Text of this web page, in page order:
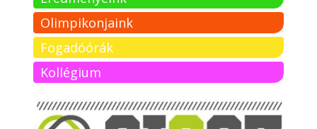
Olimpikonjaink
Fogadóórák
Kollégium